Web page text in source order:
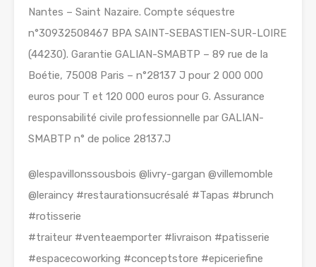
Nantes – Saint Nazaire. Compte séquestre
n°30932508467 BPA SAINT-SEBASTIEN-SUR-LOIRE
(44230). Garantie GALIAN-SMABTP – 89 rue de la
Boétie, 75008 Paris – n°28137 J pour 2 000 000
euros pour T et 120 000 euros pour G. Assurance
responsabilité civile professionnelle par GALIAN-
SMABTP n° de police 28137.J
@lespavillonssousbois @livry-gargan @villemomble
@leraincy #restaurationsucrésalé #Tapas #brunch
#rotisserie
#traiteur #venteaemporter #livraison #patisserie
#espacecoworking #conceptstore #epiceriefine